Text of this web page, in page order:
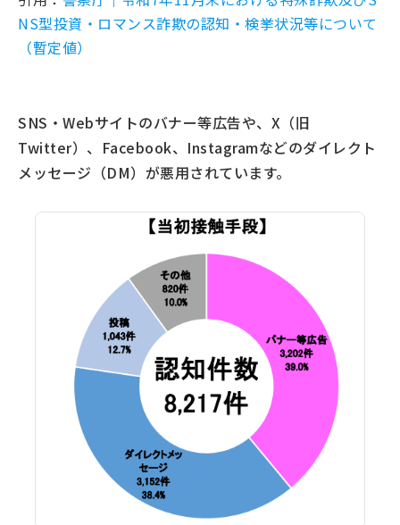
NS型投資・ロマンス詐欺の認知・検挙状況等について
（暫定値）
SNS・Webサイトのバナー等広告や、X（旧
Twitter）、Facebook、Instagramなどのダイレクト
メッセージ（DM）が悪用されています。